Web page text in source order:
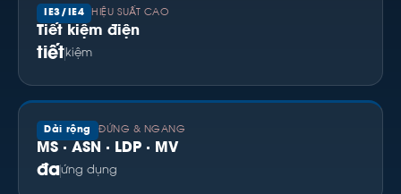
IE3/IE4 HIỆU SUẤT CAO
Tiết kiệm điện
tiếtkiệm
Dải rộng ĐỨNG & NGANG
MS · ASN · LDP · MV
đaứng dụng